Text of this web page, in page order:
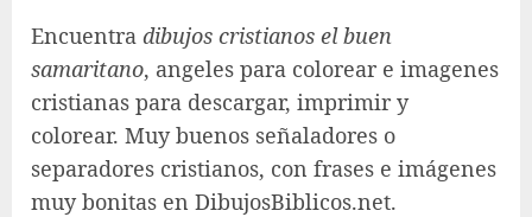
Encuentra dibujos cristianos el buen
samaritano, angeles para colorear e imagenes
cristianas para descargar, imprimir y
colorear. Muy buenos señaladores o
separadores cristianos, con frases e imágenes
muy bonitas en DibujosBiblicos.net.